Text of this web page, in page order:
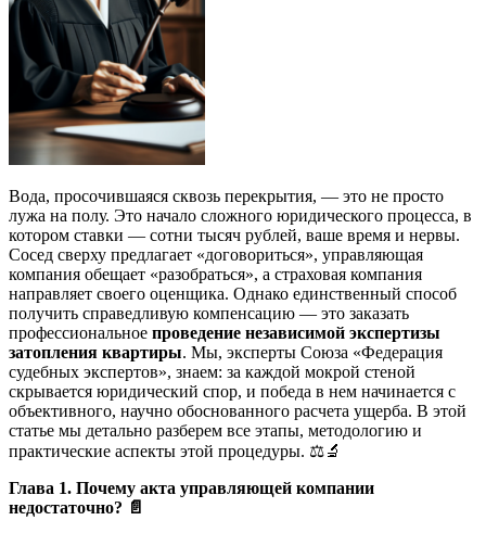
Вода, просочившаяся сквозь перекрытия, — это не просто
лужа на полу. Это начало сложного юридического процесса, в
котором ставки — сотни тысяч рублей, ваше время и нервы.
Сосед сверху предлагает «договориться», управляющая
компания обещает «разобраться», а страховая компания
направляет своего оценщика. Однако единственный способ
получить справедливую компенсацию — это заказать
профессиональное проведение независимой экспертизы
затопления квартиры. Мы, эксперты Союза «Федерация
судебных экспертов», знаем: за каждой мокрой стеной
скрывается юридический спор, и победа в нем начинается с
объективного, научно обоснованного расчета ущерба. В этой
статье мы детально разберем все этапы, методологию и
практические аспекты этой процедуры. ⚖️🔬
Глава 1. Почему акта управляющей компании
недостаточно? 📄